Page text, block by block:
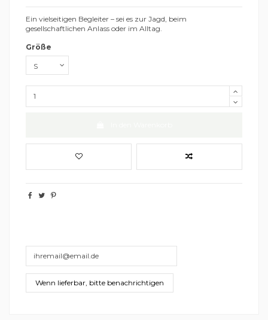
Ein vielseitigen Begleiter – sei es zur Jagd, beim
gesellschaftlichen Anlass oder im Alltag.
Größe